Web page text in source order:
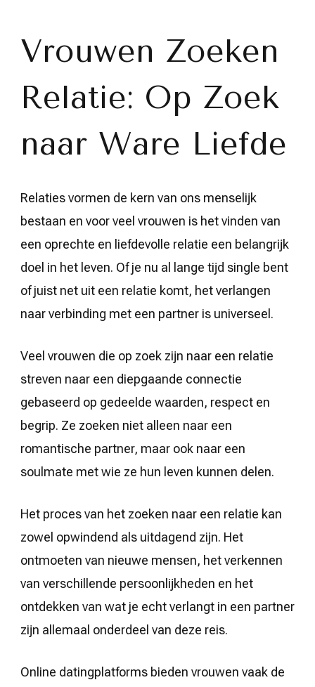
diepgaande
relatie:
naar
ware
Vrouwen Zoeken
Relatie: Op Zoek
naar Ware Liefde
Relaties vormen de kern van ons menselijk
bestaan en voor veel vrouwen is het vinden van
een oprechte en liefdevolle relatie een belangrijk
doel in het leven. Of je nu al lange tijd single bent
of juist net uit een relatie komt, het verlangen
naar verbinding met een partner is universeel.
Veel vrouwen die op zoek zijn naar een relatie
streven naar een diepgaande connectie
gebaseerd op gedeelde waarden, respect en
begrip. Ze zoeken niet alleen naar een
romantische partner, maar ook naar een
soulmate met wie ze hun leven kunnen delen.
Het proces van het zoeken naar een relatie kan
zowel opwindend als uitdagend zijn. Het
ontmoeten van nieuwe mensen, het verkennen
van verschillende persoonlijkheden en het
ontdekken van wat je echt verlangt in een partner
zijn allemaal onderdeel van deze reis.
Online datingplatforms bieden vrouwen vaak de